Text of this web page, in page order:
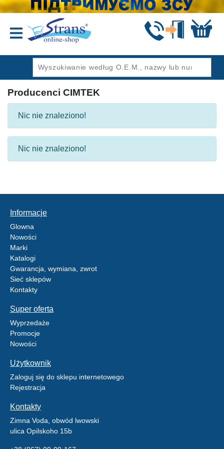
Producenci CIMTEK
Nic nie znaleziono!
Nic nie znaleziono!
Informacje
Glowna
Nowości
Marki
Katalogi
Gwarancja, wymiana, zwrot
Sieć sklepów
Kontakty
Super oferta
Wyprzedaże
Promocje
Nowości
Użytkownik
Zaloguj się do sklepu internetowego
Rejestracja
Kontakty
Zimna Voda, obwód lwowski
ulica Opilskoho 15b